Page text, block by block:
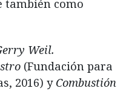
también como
Weil.
(Fundación para
2016) y Combustión